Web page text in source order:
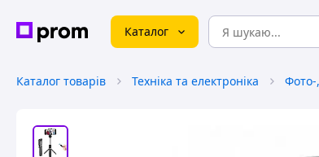
Каталог
Каталог товарів Техніка та електроніка Фото-